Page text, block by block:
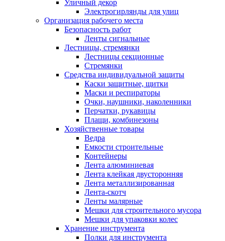
Уличный декор
Электрогирлянды для улиц
Организация рабочего места
Безопасность работ
Ленты сигнальные
Лестницы, стремянки
Лестницы секционные
Стремянки
Средства индивидуальной защиты
Каски защитные, щитки
Маски и респираторы
Очки, наушники, наколенники
Перчатки, рукавицы
Плащи, комбинезоны
Хозяйственные товары
Ведра
Емкости строительные
Контейнеры
Лента алюминиевая
Лента клейкая двусторонняя
Лента металлизированная
Лента-скотч
Ленты малярные
Мешки для строительного мусора
Мешки для упаковки колес
Хранение инструмента
Полки для инструмента